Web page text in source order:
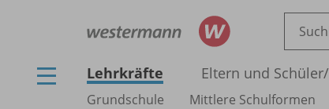
Lehrkräfte Eltern und Schüler/
Grundschule Mittlere Schulformen